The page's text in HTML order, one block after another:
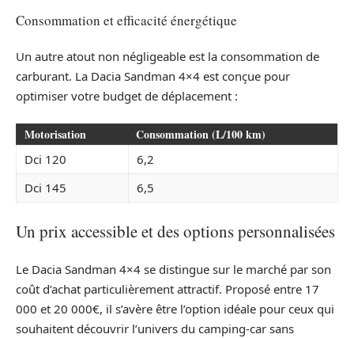
Consommation et efficacité énergétique
Un autre atout non négligeable est la consommation de
carburant. La Dacia Sandman 4×4 est conçue pour
optimiser votre budget de déplacement :
Motorisation Consommation (L/100 km)
Dci 120
6,2
Dci 145
6,5
Un prix accessible et des options personnalisées
Le Dacia Sandman 4×4 se distingue sur le marché par son
coût d’achat particulièrement attractif. Proposé entre 17
000 et 20 000€, il s’avère être l’option idéale pour ceux qui
souhaitent découvrir l’univers du camping-car sans